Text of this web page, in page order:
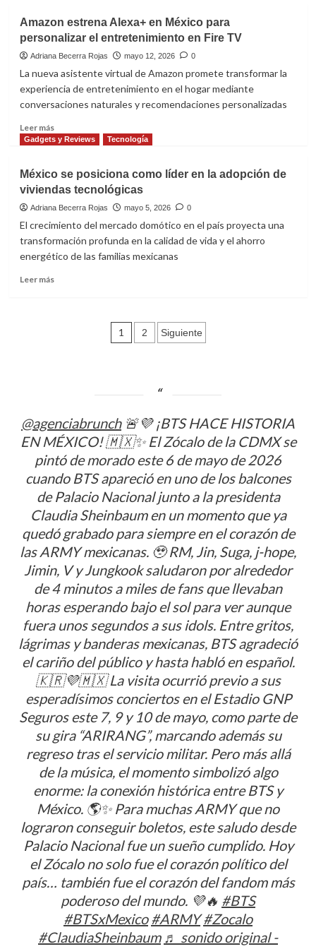
presenta
los
auriculares
Amazon estrena Alexa+ en México para
personalizar el entretenimiento en Fire TV
Adriana Becerra Rojas mayo 12, 2026 0
La nueva asistente virtual de Amazon promete transformar la
experiencia de entretenimiento en el hogar mediante
conversaciones naturales y recomendaciones personalizadas
Leer másLeer
más
estrena
Alexa+
en
personalizar
el
Gadgets y Reviews Tecnología
México se posiciona como líder en la adopción de
viviendas tecnológicas
Adriana Becerra Rojas mayo 5, 2026 0
El crecimiento del mercado domótico en el país proyecta una
transformación profunda en la calidad de vida y el ahorro
energético de las familias mexicanas
Leer másLeer
de
viviendas
Paginación
1 2 Siguiente
@agenciabrunch🚨💜 ¡BTS HACE HISTORIA
EN MÉXICO! 🇲🇽✨ El Zócalo de la CDMX se
pintó de morado este 6 de mayo de 2026
cuando BTS apareció en uno de los balcones
de Palacio Nacional junto a la presidenta
Claudia Sheinbaum en un momento que ya
quedó grabado para siempre en el corazón de
las ARMY mexicanas. 🥹 RM, Jin, Suga, j-hope,
Jimin, V y Jungkook saludaron por alrededor
de 4 minutos a miles de fans que llevaban
horas esperando bajo el sol para ver aunque
fuera unos segundos a sus idols. Entre gritos,
lágrimas y banderas mexicanas, BTS agradeció
el cariño del público y hasta habló en español.
🇰🇷💜🇲🇽 La visita ocurrió previo a sus
esperadísimos conciertos en el Estadio GNP
Seguros este 7, 9 y 10 de mayo, como parte de
su gira “ARIRANG”, marcando además su
regreso tras el servicio militar. Pero más allá
de la música, el momento simbolizó algo
enorme: la conexión histórica entre BTS y
México. 🌎✨ Para muchas ARMY que no
lograron conseguir boletos, este saludo desde
Palacio Nacional fue un sueño cumplido. Hoy
el Zócalo no solo fue el corazón político del
país… también fue el corazón del fandom más
poderoso del mundo. 💜🔥 #BTS
#BTSxMexico #ARMY #Zocalo
#ClaudiaSheinbaum ♬ sonido original -